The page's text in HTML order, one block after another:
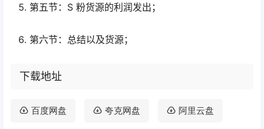
第五节：S 粉货源的利润发出；
第六节：总结以及货源；
下载地址
百度网盘 夸克网盘 阿里云盘